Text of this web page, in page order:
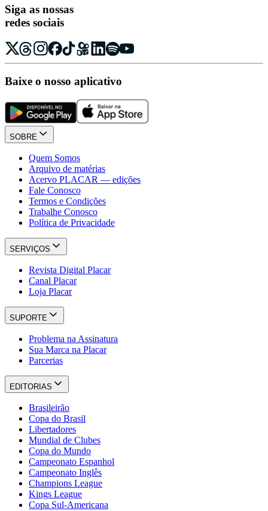
Siga as nossas
redes sociais
Baixe o nosso aplicativo
SOBRE
Quem Somos
Arquivo de matérias
Acervo PLACAR — edições
Fale Conosco
Termos e Condições
Trabalhe Conosco
Política de Privacidade
SERVIÇOS
Revista Digital Placar
Canal Placar
Loja Placar
SUPORTE
Problema na Assinatura
Sua Marca na Placar
Parcerias
EDITORIAS
Brasileirão
Copa do Brasil
Libertadores
Mundial de Clubes
Copa do Mundo
Campeonato Espanhol
Campeonato Inglês
Champions League
Kings League
Copa Sul-Americana